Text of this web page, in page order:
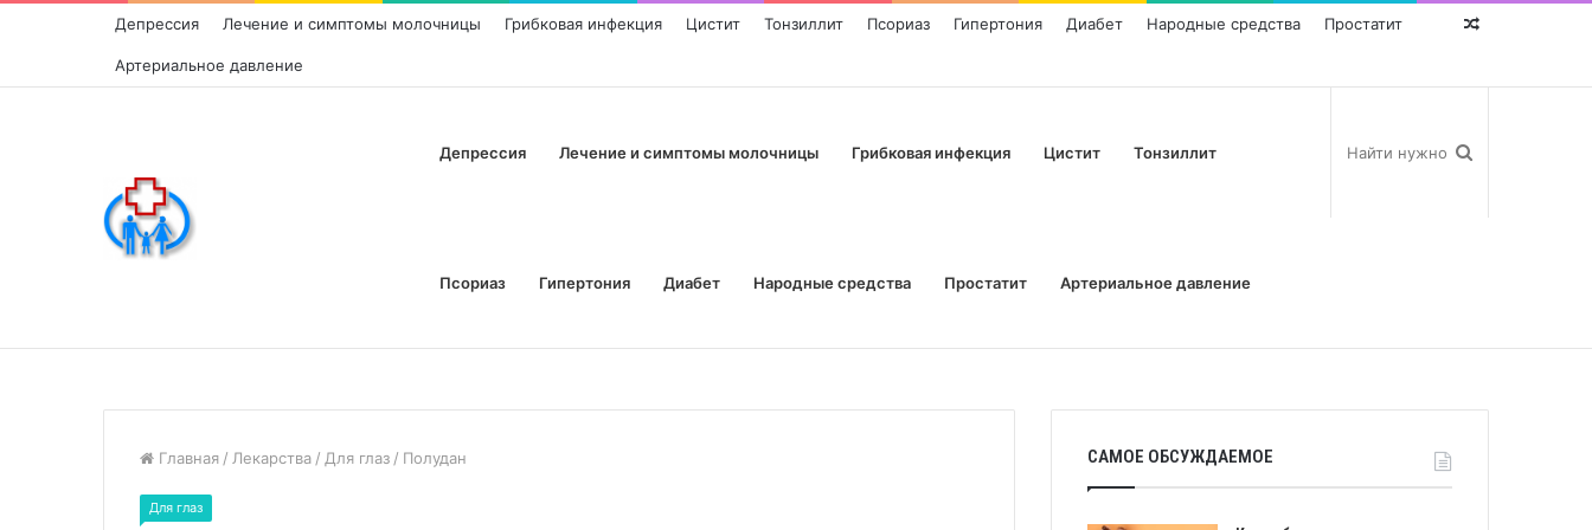
Депрессия Лечение и симптомы молочницы Грибковая инфекция Цистит Тонзиллит Псориаз Гипертония Диабет Народные средства Простатит
Артериальное давление
Random
Депрессия Лечение и симптомы молочницы Грибковая инфекция Цистит Тонзиллит
Псориаз Гипертония Диабет Народные средства Простатит Артериальное давление
Главная / Лекарства / Для глаз / Полудан
Для глаз
САМОЕ ОБСУЖДАЕМОЕ